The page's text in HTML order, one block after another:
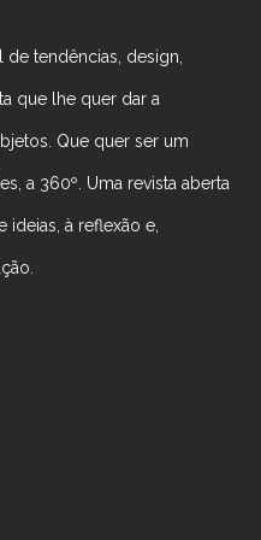
tendências, design,
que lhe quer dar a
Que quer ser um
a 360º. Uma revista aberta
ideias, à reflexão e,